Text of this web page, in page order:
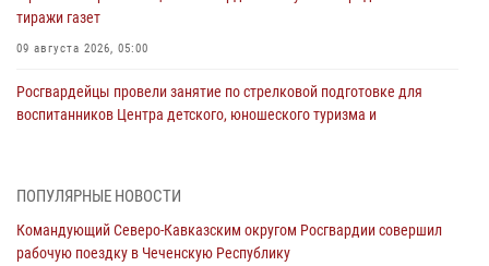
тиражи газет
09 августа 2026, 05:00
Росгвардейцы провели занятие по стрелковой подготовке для
воспитанников Центра детского, юношеского туризма и
проходит в Сибири
ПОПУЛЯРНЫЕ НОВОСТИ
Командующий Северо-Кавказским округом Росгвардии совершил
рабочую поездку в Чеченскую Республику